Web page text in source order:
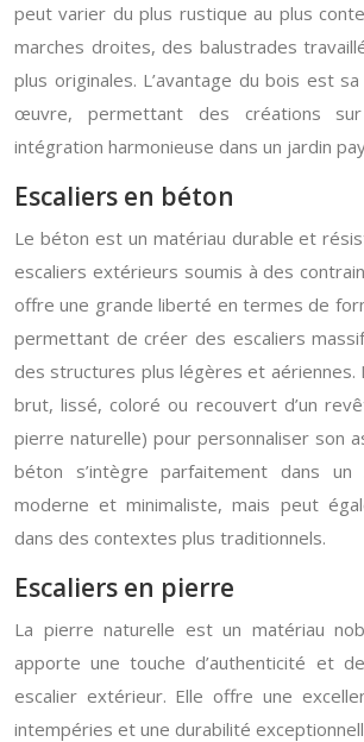
peut varier du plus rustique au plus
marches droites, des balustrades
plus originales. L’avantage du bois est
œuvre, permettant des créations
intégration harmonieuse dans un jardin
Escaliers en béton
Le béton est un matériau durable et
escaliers extérieurs soumis à des
offre une grande liberté en termes de
permettant de créer des escaliers
des structures plus légères et
brut, lissé, coloré ou recouvert d’un
pierre naturelle) pour personnaliser son
béton s’intègre parfaitement dans un
moderne et minimaliste, mais peut
dans des contextes plus traditionnels.
Escaliers en pierre
La pierre naturelle est un matériau
apporte une touche d’authenticité et
escalier extérieur. Elle offre une
intempéries et une durabilité